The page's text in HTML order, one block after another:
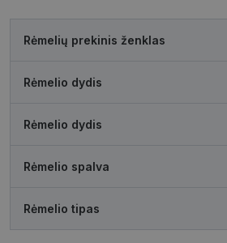
Rėmelių prekinis ženklas
Rėmelio dydis
Rėmelio dydis
Rėmelio spalva
Rėmelio tipas